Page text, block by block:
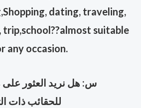
dating, traveling,
trip,school??almost suitable
any occasion.
س: هل نريد العثور
للحقائب ذات